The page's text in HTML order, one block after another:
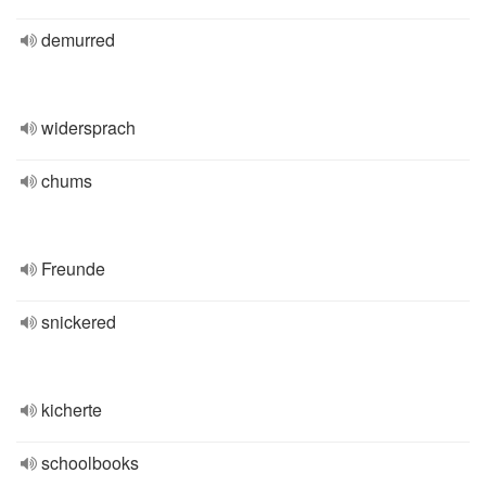
demurred
widersprach
chums
Freunde
snickered
kicherte
schoolbooks